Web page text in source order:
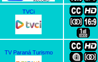
TVCi
TV Paraná Turismo